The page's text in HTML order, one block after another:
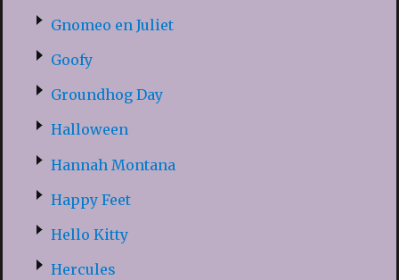
Gnomeo en Juliet
Goofy
Groundhog Day
Halloween
Hannah Montana
Happy Feet
Hello Kitty
Hercules